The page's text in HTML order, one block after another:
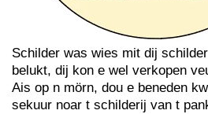
Schilder was wies mit dij
belukt, dij kon e wel verkopen
Ais op n mörn, dou e beneden
sekuur noar t schilderij van t